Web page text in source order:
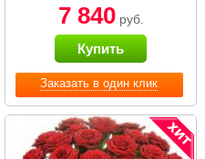
Заказать в один клик
7 840руб.
Купить